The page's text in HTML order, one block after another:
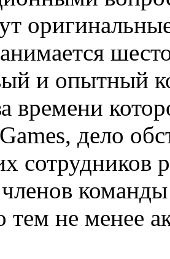
и опытный
времени
дело
сотрудников
тем не менее